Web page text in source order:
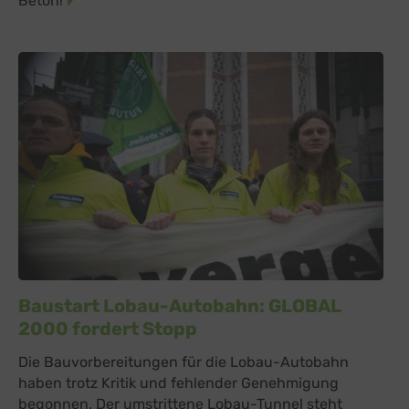
Baustart Lobau-Autobahn: GLOBAL
2000 fordert Stopp
Die Bauvorbereitungen für die Lobau-Autobahn
haben trotz Kritik und fehlender Genehmigung
begonnen. Der umstrittene Lobau-Tunnel steht
Vimeo Inc., USA
Switch zum